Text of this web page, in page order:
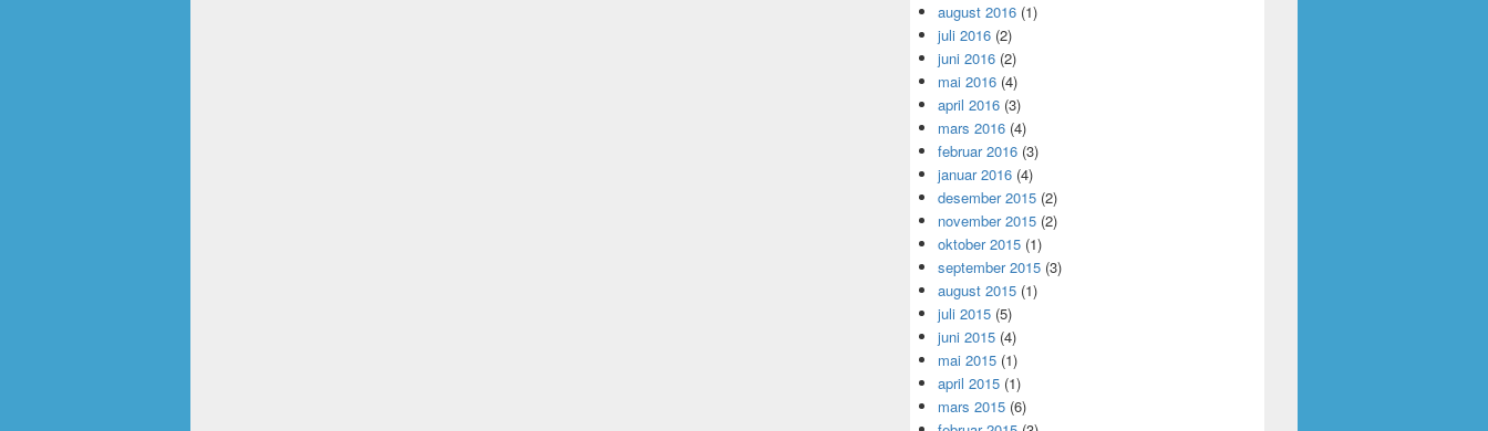
august 2016 (1)
juli 2016 (2)
juni 2016 (2)
mai 2016 (4)
april 2016 (3)
mars 2016 (4)
februar 2016 (3)
januar 2016 (4)
desember 2015 (2)
november 2015 (2)
oktober 2015 (1)
september 2015 (3)
august 2015 (1)
juli 2015 (5)
juni 2015 (4)
mai 2015 (1)
april 2015 (1)
mars 2015 (6)